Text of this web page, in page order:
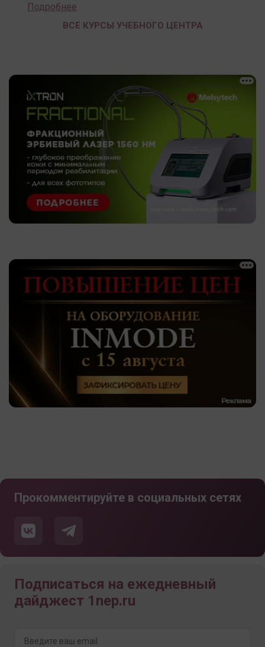
Подробнее
ВСЕ КУРСЫ УЧЕБНОГО ЦЕНТРА
Прокомментируйте в социальных сетях
Подписаться на ежедневный
дайджест 1nep.ru